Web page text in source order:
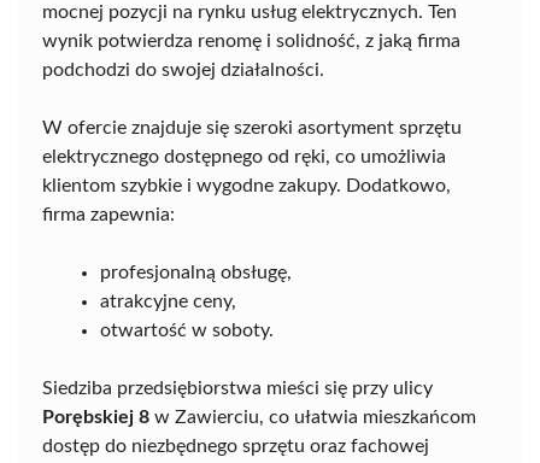
mocnej pozycji na rynku usług elektrycznych. Ten
wynik potwierdza renomę i solidność, z jaką firma
podchodzi do swojej działalności.
W ofercie znajduje się szeroki asortyment sprzętu
elektrycznego dostępnego od ręki, co umożliwia
klientom szybkie i wygodne zakupy. Dodatkowo,
firma zapewnia:
profesjonalną obsługę,
atrakcyjne ceny,
otwartość w soboty.
Siedziba przedsiębiorstwa mieści się przy ulicy
Porębskiej 8 w Zawierciu, co ułatwia mieszkańcom
dostęp do niezbędnego sprzętu oraz fachowej